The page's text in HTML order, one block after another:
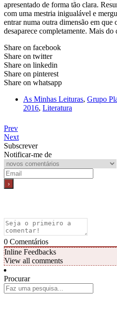
apresentado de forma tão clara.
com uma mestria inigualável e
entrar numa outra dimensão em que
desaparece completamente. Mais do
Share on facebook
Share on twitter
Share on linkedin
Share on pinterest
Share on whatsapp
As Minhas Leituras, Grupo
2016, Literatura
Prev
Next
Subscrever
Notificar-me de
0 Comentários
Inline Feedbacks
View all comments
Procurar